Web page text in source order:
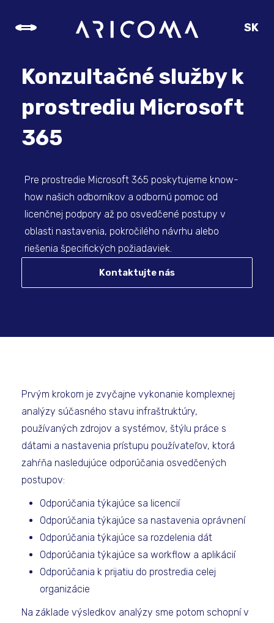
SK
Konzultačné služby k
prostrediu Microsoft
365
Pre prostredie Microsoft 365 poskytujeme know-
how našich odborníkov a odbornú pomoc od
licenčnej podpory až po osvedčené postupy v
oblasti nastavenia, pokročilého návrhu alebo
riešenia špecifických požiadaviek.
Kontaktujte nás
Prvým krokom je zvyčajne vykonanie komplexnej
analýzy súčasného stavu infraštruktúry,
používaných zdrojov a systémov, štýlu práce s
dátami a nastavenia prístupu používateľov, ktorá
zahŕňa nasledujúce odporúčania osvedčených
postupov:
Odporúčania týkajúce sa licencií
Odporúčania týkajúce sa nastavenia oprávnení
Odporúčania týkajúce sa rozdelenia dát
Odporúčania týkajúce sa workflow a aplikácií
Odporúčania k prijatiu do prostredia celej
organizácie
Na základe výsledkov analýzy sme potom schopní v